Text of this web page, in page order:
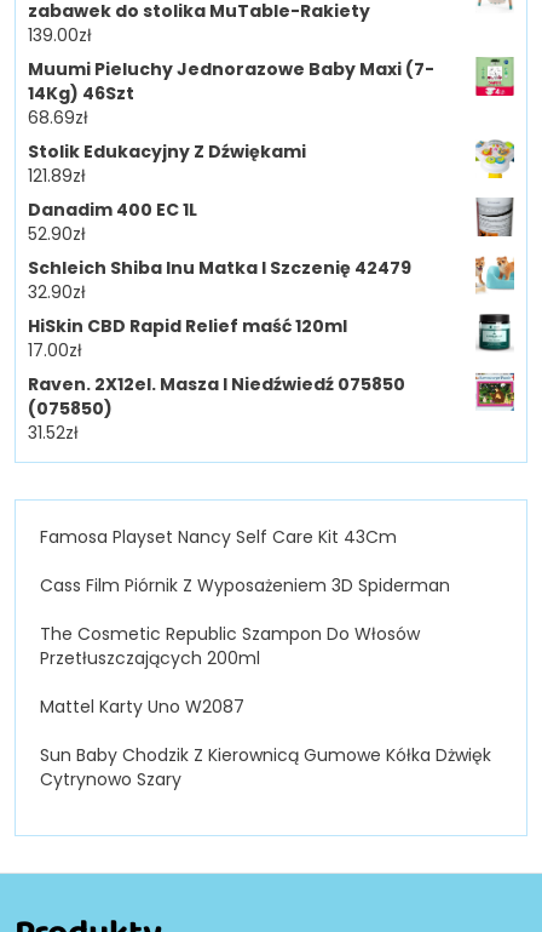
zabawek do stolika MuTable-Rakiety
139.00zł
Muumi Pieluchy Jednorazowe Baby Maxi (7-
14Kg) 46Szt
68.69zł
Stolik Edukacyjny Z Dźwiękami
121.89zł
Danadim 400 EC 1L
52.90zł
Schleich Shiba Inu Matka I Szczenię 42479
32.90zł
HiSkin CBD Rapid Relief maść 120ml
17.00zł
Raven. 2X12el. Masza I Niedźwiedź 075850
(075850)
31.52zł
Famosa Playset Nancy Self Care Kit 43Cm
Cass Film Piórnik Z Wyposażeniem 3D Spiderman
The Cosmetic Republic Szampon Do Włosów
Przetłuszczających 200ml
Mattel Karty Uno W2087
Sun Baby Chodzik Z Kierownicą Gumowe Kółka Dżwięk
Cytrynowo Szary